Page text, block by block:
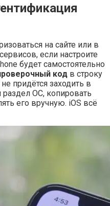
на сайте или в
если настроите
будет самостоятельно
код в строку
придётся заходить в
ОС, копировать
его вручную. iOS всё